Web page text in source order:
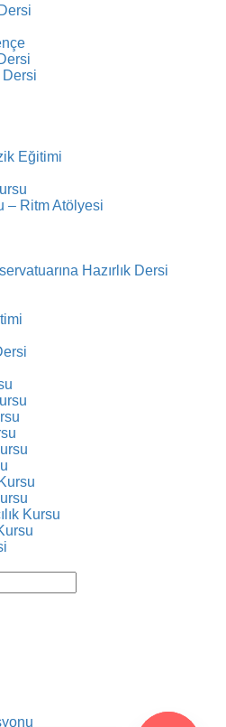
Eğitimi
– Ritm Atölyesi
Hazırlık Dersi
Kursu